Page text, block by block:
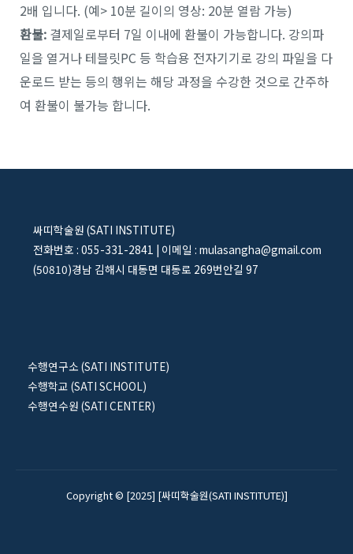
2배 입니다. (예> 10분 길이의 영상: 20분 열람 가능)
환불: 결제일로부터 7일 이내에 환불이 가능합니다. 강의파
일을 열거나 테블릿PC 등 학습용 전자기기로 강의 파일을 다
운로드 받는 등의 행위는 해당 과정을 수강한 것으로 간주하
여 환불이 불가능 합니다.
싸띠학술원 (SATI INSTITUTE)
전화번호 : 055-331-2841 | 이메일 : mulasangha@gmail.com
(50810)경남 김해시 대동면 대동로 269번안길 97
수행연구소 (SATI INSTITUTE)
수행학교 (SATI SCHOOL)
수행연수원 (SATI CENTER)
Copyright © [2025] [싸띠학술원(SATI INSTITUTE)]